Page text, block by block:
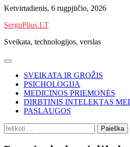
Skip
content
Ketvirtadienis, 6 rugpjūčio, 2026
SerguPlius.LT
Sveikata, technologijos, verslas
SVEIKATA IR GROŽIS
PSICHOLOGIJA
MEDICINOS PRIEMONĖS
DIRBTINIS INTELEKTAS
PASLAUGOS
Ieškoti: